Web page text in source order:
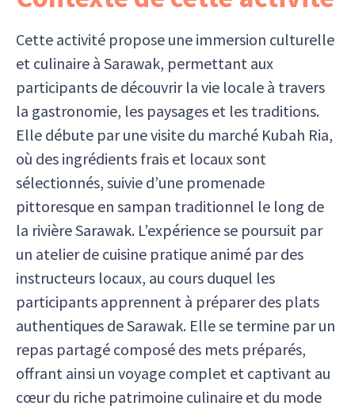
Cette activité propose une immersion culturelle
et culinaire à Sarawak, permettant aux
participants de découvrir la vie locale à travers
la gastronomie, les paysages et les traditions.
Elle débute par une visite du marché Kubah Ria,
où des ingrédients frais et locaux sont
sélectionnés, suivie d’une promenade
pittoresque en sampan traditionnel le long de
la rivière Sarawak. L’expérience se poursuit par
un atelier de cuisine pratique animé par des
instructeurs locaux, au cours duquel les
participants apprennent à préparer des plats
authentiques de Sarawak. Elle se termine par un
repas partagé composé des mets préparés,
offrant ainsi un voyage complet et captivant au
cœur du riche patrimoine culinaire et du mode